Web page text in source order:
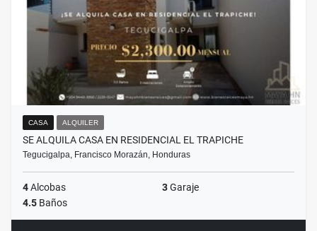
CASA ALQUILER
SE ALQUILA CASA EN RESIDENCIAL EL TRAPICHE
Tegucigalpa, Francisco Morazán, Honduras
4Alcobas 3Garaje
4.5 Baños